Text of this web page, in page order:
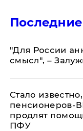
"Для России
смысл", –
Стало
пенсионеров-
продлят
ПФУ